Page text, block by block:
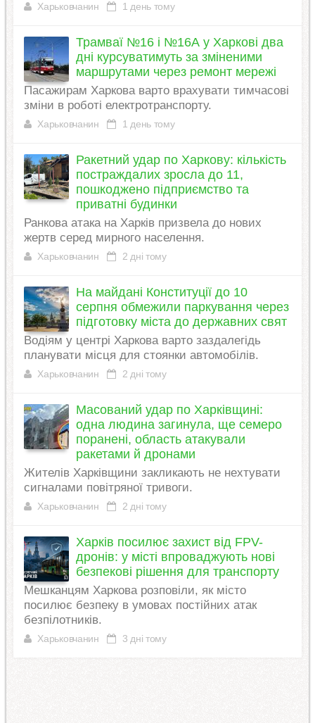
Харьковчанин 1 день тому
Трамваї №16 і №16А у Харкові два
дні курсуватимуть за зміненими
маршрутами через ремонт мережі
Пасажирам Харкова варто врахувати тимчасові
зміни в роботі електротранспорту.
Харьковчанин 1 день тому
Ракетний удар по Харкову: кількість
постраждалих зросла до 11,
пошкоджено підприємство та
приватні будинки
Ранкова атака на Харків призвела до нових
жертв серед мирного населення.
Харьковчанин 2 дні тому
На майдані Конституції до 10
серпня обмежили паркування через
підготовку міста до державних свят
Водіям у центрі Харкова варто заздалегідь
планувати місця для стоянки автомобілів.
Харьковчанин 2 дні тому
Масований удар по Харківщині:
одна людина загинула, ще семеро
поранені, область атакували
ракетами й дронами
Жителів Харківщини закликають не нехтувати
сигналами повітряної тривоги.
Харьковчанин 2 дні тому
Харків посилює захист від FPV-
дронів: у місті впроваджують нові
безпекові рішення для транспорту
Мешканцям Харкова розповіли, як місто
посилює безпеку в умовах постійних атак
безпілотників.
Харьковчанин 3 дні тому